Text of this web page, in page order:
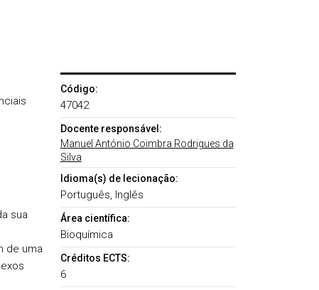
sua
de uma
Código:
47042
Docente responsável:
Manuel António Coimbra Rodrigues da
Silva
Idioma(s) de lecionação:
Português, Inglês
Área científica:
Bioquímica
Créditos ECTS:
6